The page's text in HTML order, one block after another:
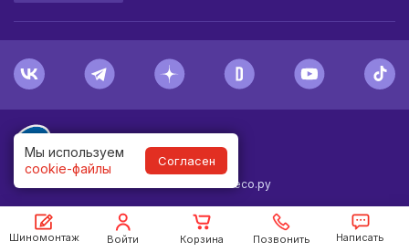
Мы используем
cookie-файлы
Согласен
Шиномонтаж Войти Корзина Позвонить Написать
© Колесо.ру